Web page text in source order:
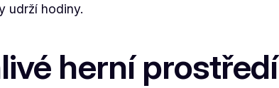
udrží hodiny.
herní prostředí